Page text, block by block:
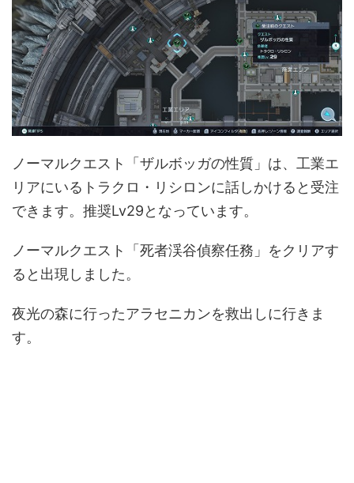
ノーマルクエスト「ザルボッガの性質」は、工業エ
リアにいるトラクロ・リシロンに話しかけると受注
できます。推奨Lv29となっています。
ノーマルクエスト「死者渓谷偵察任務」をクリアす
ると出現しました。
夜光の森に行ったアラセニカンを救出しに行きま
す。